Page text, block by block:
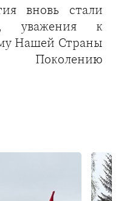
вновь стали
уважения к
Нашей Страны
Поколению